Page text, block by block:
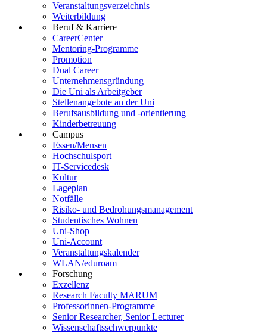
Veranstaltungsverzeichnis
Weiterbildung
Beruf & Karriere
CareerCenter
Mentoring-Programme
Promotion
Dual Career
Unternehmensgründung
Die Uni als Arbeitgeber
Stellenangebote an der Uni
Berufsausbildung und -orientierung
Kinderbetreuung
Campus
Essen/Mensen
Hochschulsport
IT-Servicedesk
Kultur
Lageplan
Notfälle
Risiko- und Bedrohungsmanagement
Studentisches Wohnen
Uni-Shop
Uni-Account
Veranstaltungskalender
WLAN/eduroam
Forschung
Exzellenz
Research Faculty MARUM
Professorinnen-Programme
Senior Researcher, Senior Lecturer
Wissenschaftsschwerpunkte